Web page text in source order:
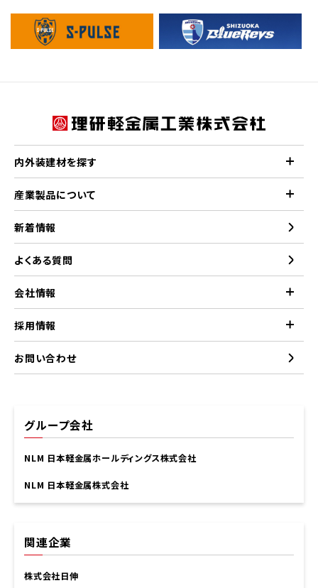
内外装建材を探す
産業製品について
新着情報
よくある質問
会社情報
採用情報
お問い合わせ
グループ会社
NLM 日本軽金属ホールディングス株式会社
NLM 日本軽金属株式会社
関連企業
株式会社日伸